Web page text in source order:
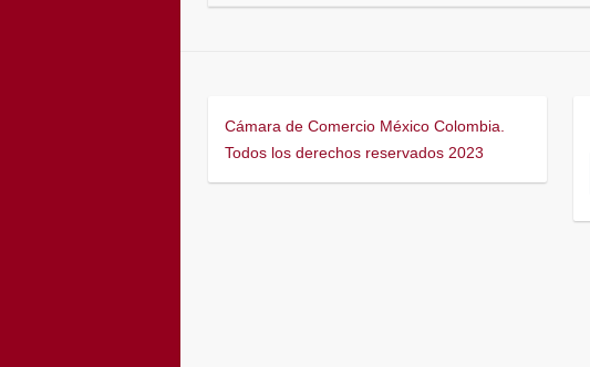
Cámara de Comercio México Colombia.
Todos los derechos reservados 2023